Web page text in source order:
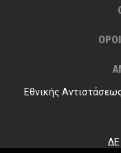
Εθνικής
ΔΕ